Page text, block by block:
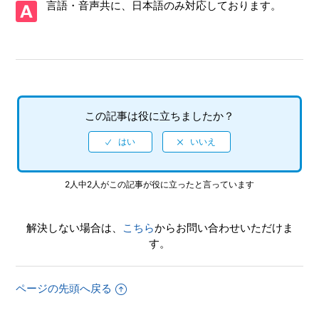
【PS4/龍が如く5 夢、叶えし者】日本語以外の言語や、音
声は選べるのか
【PS4/龍が如く5 夢、叶えし者】フルボイスなのか
【PS4/龍が如く5 夢、叶えし者】DL版（ダウンロード版）
ソフト本体の容量はいくつなのか
【PS4/龍が如く5 夢、叶えし者】PS3版との主な違いは何
【PS4/龍が如く5 夢、叶えし者】公式ホームページはある
【PS4/龍が如く5 夢、叶えし者】攻略本の発売情報を教え
言語・音声共に、日本語のみ対応しております。
この記事は役に立ちましたか？
2人中2人がこの記事が役に立ったと言っています
解決しない場合は、 こちらからお問い合わせいただけま
す。
ページの先頭へ戻る